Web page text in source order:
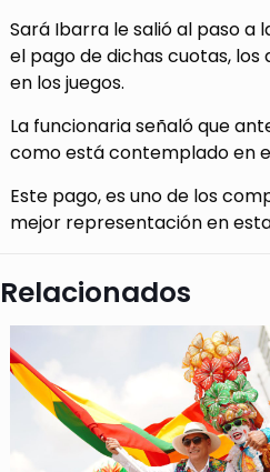
Sará Ibarra le salió al paso a
el pago de dichas cuotas,
en los juegos.
La funcionaria señaló que
como está contemplado en
Este pago, es uno de los
mejor representación en
Relacionados